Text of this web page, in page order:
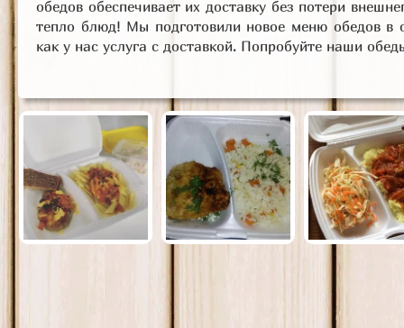
обедов обеспечивает их доставку без потери
тепло блюд! Мы подготовили новое меню обедов
как у нас услуга с доставкой. Попробуйте наши